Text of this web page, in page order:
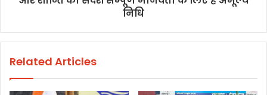
निधि
Related Articles